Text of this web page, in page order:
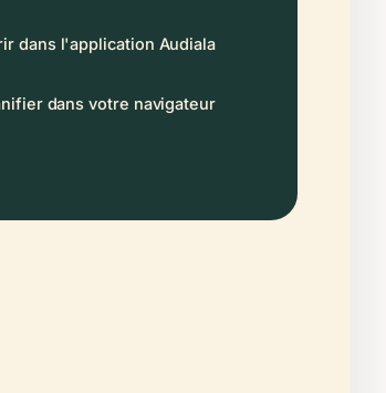
dans l'application Audiala
dans votre navigateur